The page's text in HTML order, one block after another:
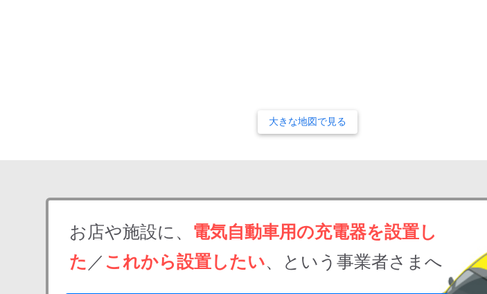
大きな地図で見る
お店や施設に、 電気自動車用の充電器を設置し
た ／ これから設置したい、という事業者さまへ